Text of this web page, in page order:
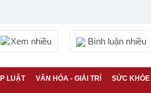
Xem nhiều Bình luận nhiều
LUẬT VĂN HÓA - GIẢI TRÍ SỨC KHỎE